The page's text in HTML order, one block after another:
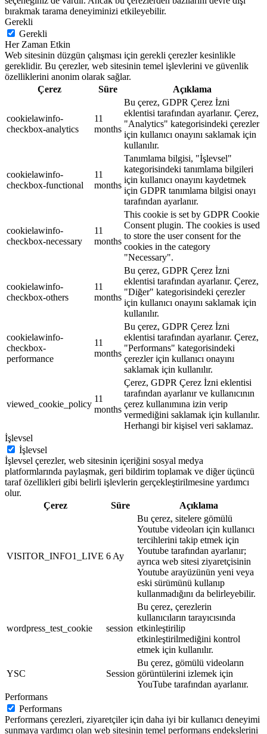
bırakmak tarama deneyiminizi etkileyebilir.
Gerekli
Gerekli
Her Zaman Etkin
Web sitesinin düzgün çalışması için gerekli çerezler kesinlikle
gereklidir. Bu çerezler, web sitesinin temel işlevlerini ve güvenlik
özelliklerini anonim olarak sağlar.
Çerez
Süre Açıklama
cookielawinfo-
checkbox-analytics
11
months
Bu çerez, GDPR Çerez İzni
eklentisi tarafından ayarlanır. Çerez,
"Analytics" kategorisindeki çerezler
için kullanıcı onayını saklamak için
kullanılır.
cookielawinfo-
checkbox-functional
11
months
Tanımlama bilgisi, "İşlevsel"
kategorisindeki tanımlama bilgileri
için kullanıcı onayını kaydetmek
için GDPR tanımlama bilgisi onayı
tarafından ayarlanır.
cookielawinfo-
checkbox-necessary
11
months
This cookie is set by GDPR Cookie
Consent plugin. The cookies is used
to store the user consent for the
cookies in the category
"Necessary".
cookielawinfo-
checkbox-others
11
months
Bu çerez, GDPR Çerez İzni
eklentisi tarafından ayarlanır. Çerez,
"Diğer" kategorisindeki çerezler
için kullanıcı onayını saklamak için
kullanılır.
cookielawinfo-
checkbox-
performance
11
months
Bu çerez, GDPR Çerez İzni
eklentisi tarafından ayarlanır. Çerez,
"Performans" kategorisindeki
çerezler için kullanıcı onayını
saklamak için kullanılır.
viewed_cookie_policy
11
months
Çerez, GDPR Çerez İzni eklentisi
tarafından ayarlanır ve kullanıcının
çerez kullanımına izin verip
vermediğini saklamak için kullanılır.
Herhangi bir kişisel veri saklamaz.
İşlevsel
İşlevsel
İşlevsel çerezler, web sitesinin içeriğini sosyal medya
platformlarında paylaşmak, geri bildirim toplamak ve diğer üçüncü
taraf özellikleri gibi belirli işlevlerin gerçekleştirilmesine yardımcı
olur.
Çerez
Süre Açıklama
VISITOR_INFO1_LIVE 6 Ay
Bu çerez, sitelere gömülü
Youtube videoları için kullanıcı
tercihlerini takip etmek için
Youtube tarafından ayarlanır;
ayrıca web sitesi ziyaretçisinin
Youtube arayüzünün yeni veya
eski sürümünü kullanıp
kullanmadığını da belirleyebilir.
wordpress_test_cookie session
Bu çerez, çerezlerin
kullanıcıların tarayıcısında
etkinleştirilip
etkinleştirilmediğini kontrol
etmek için kullanılır.
YSC Session
Bu çerez, gömülü videoların
görüntülerini izlemek için
YouTube tarafından ayarlanır.
Performans
Performans
Performans çerezleri, ziyaretçiler için daha iyi bir kullanıcı deneyimi
sunmaya yardımcı olan web sitesinin temel performans endekslerini